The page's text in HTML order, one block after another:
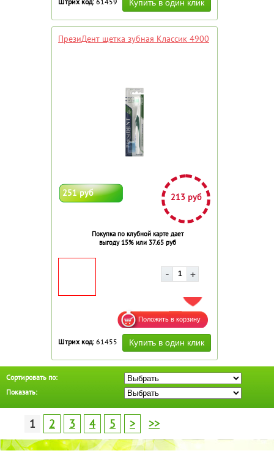
ПрезиДент щетка зубная Классик 4900
251 руб 213 руб
Покупка по клубной карте дает
выгоду 15% или 37.65 руб
ДОБАВИТЬ В ИЗБРАННОЕ
Штрих код: 61455
Сортировать по:
Показать:
1 2 3 4 5 > >>